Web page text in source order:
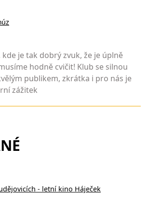
je tak dobrý zvuk, že je úplně
hodně cvičit! Klub se silnou
publikem, zkrátka i pro nás je
zážitek
- letní kino Háječek